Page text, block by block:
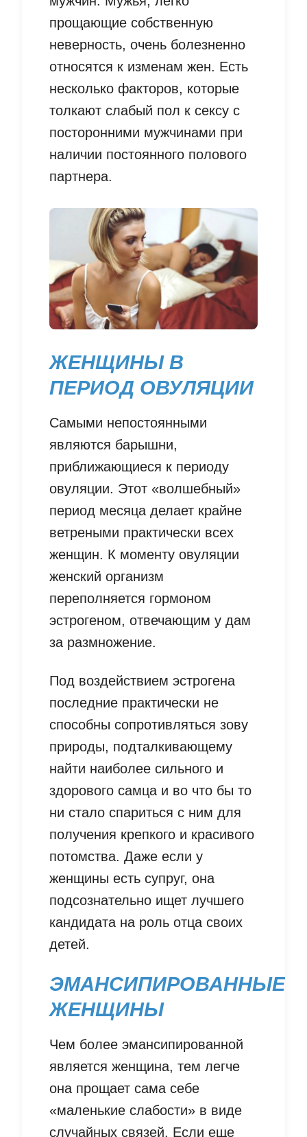
прощающие собственную
неверность, очень болезненно
относятся к изменам жен. Есть
несколько факторов, которые
толкают слабый пол к сексу с
посторонними мужчинами при
наличии постоянного полового
партнера.
ЖЕНЩИНЫ В
ПЕРИОД ОВУЛЯЦИИ
Самыми непостоянными
являются барышни,
приближающиеся к периоду
овуляции. Этот «волшебный»
период месяца делает крайне
ветреными практически всех
женщин. К моменту овуляции
женский организм
переполняется гормоном
эстрогеном, отвечающим у дам
за размножение.
Под воздействием эстрогена
последние практически не
способны сопротивляться зову
природы, подталкивающему
найти наиболее сильного и
здорового самца и во что бы то
ни стало спариться с ним для
получения крепкого и красивого
потомства. Даже если у
женщины есть супруг, она
подсознательно ищет лучшего
кандидата на роль отца своих
детей.
ЭМАНСИПИРОВАННЫЕ
ЖЕНЩИНЫ
Чем более эмансипированной
является женщина, тем легче
она прощает сама себе
«маленькие слабости» в виде
случайных связей. Если еще